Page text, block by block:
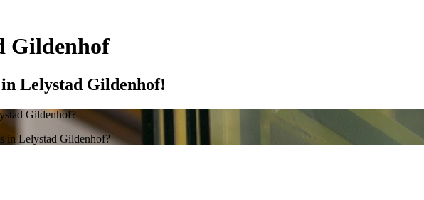
Gildenhof
Lelystad Gildenhof!
Gildenhof?
in Lelystad Gildenhof?